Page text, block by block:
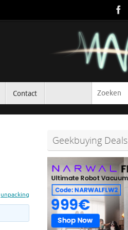
Contact
unpacking
Geekbuying Deals